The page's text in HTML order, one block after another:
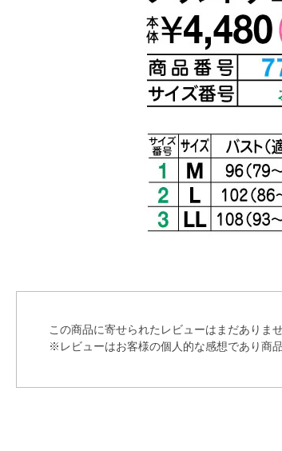
この商品に寄せられたレビューはまだありませ
※レビューはお客様の個人的な感想であり商